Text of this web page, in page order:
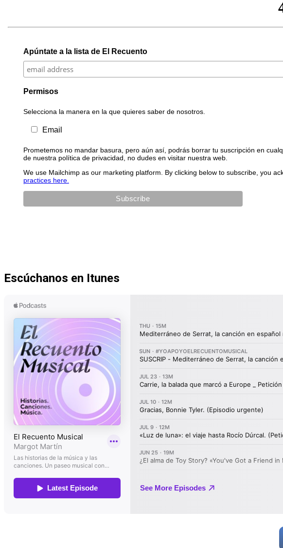
Apúntate a la lista de El Recuento
Permisos
Selecciona la manera en la que quieres saber de nosotros.
Email
Prometemos no mandar basura, pero aún así, podrás borrar tu suscripción en
de nuestra política de privacidad, no dudes en visitar nuestra web.
We use Mailchimp as our marketing platform. By clicking below to subscribe, you
practices here.
Escúchanos en Itunes